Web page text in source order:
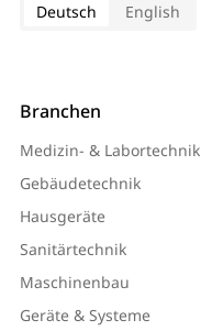
Deutsch English
Branchen
Medizin- & Labortechnik
Gebäudetechnik
Hausgeräte
Sanitärtechnik
Maschinenbau
Geräte & Systeme